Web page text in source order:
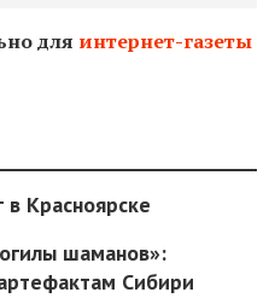
для интернет-газеты
в Красноярске
шаманов»:
Сибири